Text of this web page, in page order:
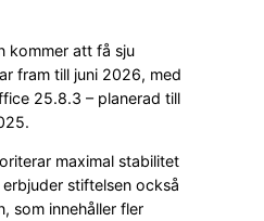
kommer att få sju
fram till juni 2026, med
25.8.3 – planerad till
maximal stabilitet
stiftelsen också
som innehåller fler